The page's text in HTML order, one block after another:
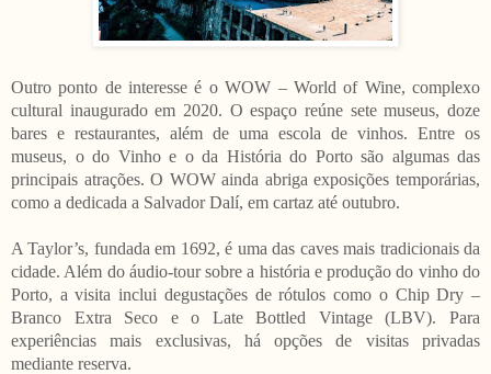
Outro ponto de interesse é o WOW – World of Wine, complexo
cultural inaugurado em 2020. O espaço reúne sete museus, doze
bares e restaurantes, além de uma escola de vinhos. Entre os
museus, o do Vinho e o da História do Porto são algumas das
principais atrações. O WOW ainda abriga exposições temporárias,
como a dedicada a Salvador Dalí, em cartaz até outubro.
A Taylor’s, fundada em 1692, é uma das caves mais tradicionais da
cidade. Além do áudio-tour sobre a história e produção do vinho do
Porto, a visita inclui degustações de rótulos como o Chip Dry –
Branco Extra Seco e o Late Bottled Vintage (LBV). Para
experiências mais exclusivas, há opções de visitas privadas
mediante reserva.